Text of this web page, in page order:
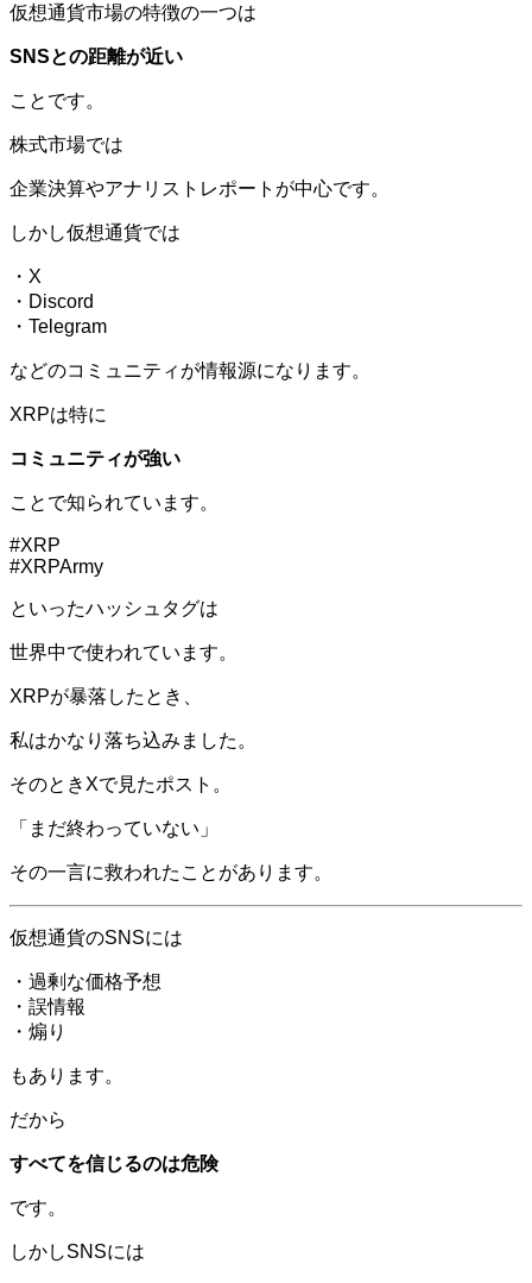
仮想通貨市場の特徴の一つは
SNSとの距離が近い
ことです。
株式市場では
企業決算やアナリストレポートが中心です。
しかし仮想通貨では
・X
・Discord
・Telegram
などのコミュニティが情報源になります。
XRPは特に
コミュニティが強い
ことで知られています。
#XRP
#XRPArmy
といったハッシュタグは
世界中で使われています。
XRPが暴落したとき、
私はかなり落ち込みました。
そのときXで見たポスト。
「まだ終わっていない」
その一言に救われたことがあります。
仮想通貨のSNSには
・過剰な価格予想
・誤情報
・煽り
もあります。
だから
すべてを信じるのは危険
です。
しかしSNSには